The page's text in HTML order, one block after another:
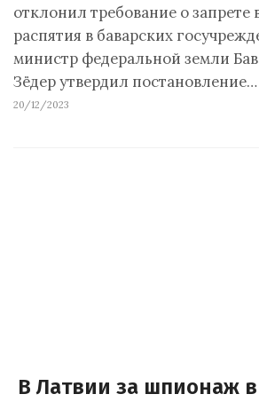
отклонил требование о запрете
распятия в баварских
министр федеральной земли
Зёдер утвердил постановление…
20/12/2023
В Латвии за шпионаж